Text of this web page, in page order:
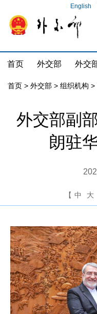
English
首页 外交部 外交
首页 > 外交部 > 组织机构 >
外交部副
朗驻
【 中 大